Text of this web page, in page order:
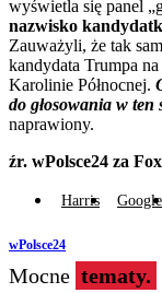
wyświetla się panel
nazwisko
Zauważyli, że tak
kandydata Trumpa
Karolinie Północnej.
do głosowania w ten
naprawiony.
źr. wPolsce24 za
Harris Google
wPolsce24
Mocne tematy.